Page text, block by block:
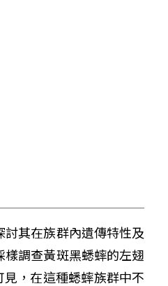
其在族群內遺傳特性及
調查黃斑黑蟋蟀的左翅
，在這種蟋蟀族群中不